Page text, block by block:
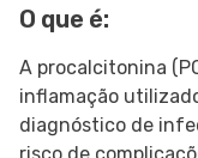
O que é:
A procalcitonina
inflamação
diagnóstico de